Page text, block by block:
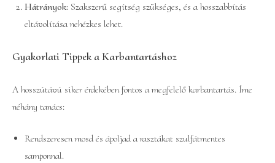
Hátrányok: Szakszerű segítség szükséges, és a hosszabbítás
eltávolítása nehézkes lehet.
Gyakorlati Tippek a Karbantartáshoz
A hosszútávú siker érdekében fontos a megfelelő karbantartás. Íme
néhány tanács:
Rendszeresen mosd és ápoljad a rasztákat szulfátmentes
samponnal.